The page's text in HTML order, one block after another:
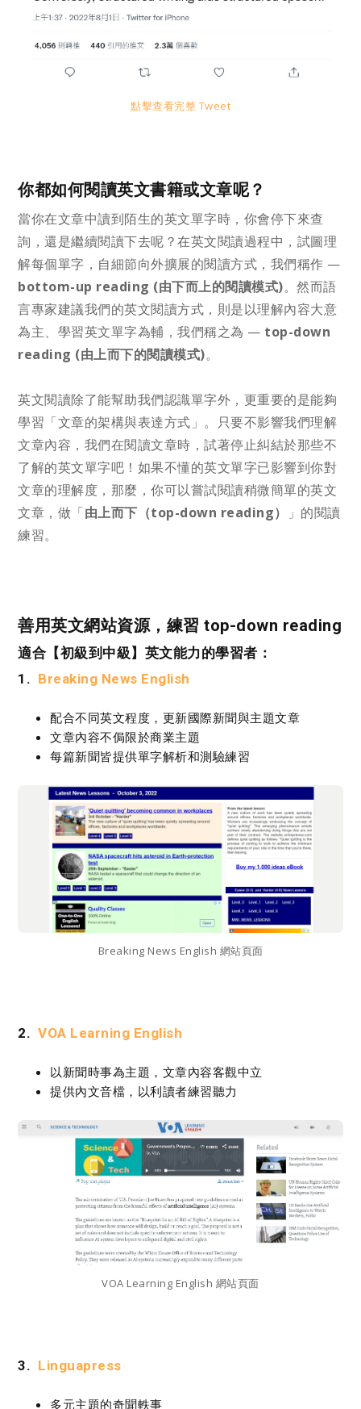
點擊查看完整 Tweet
你都如何閱讀英文書籍或文章呢？
當你在文章中讀到陌生的英文單字時，你會停下來查
詢，還是繼續閱讀下去呢？在英文閱讀過程中，試圖理
解每個單字，自細節向外擴展的閱讀方式，我們稱作 —
bottom-up reading (由下而上的閱讀模式)。然而語
言專家建議我們的英文閱讀方式，則是以理解內容大意
為主、學習英文單字為輔，我們稱之為 — top-down
reading (由上而下的閱讀模式)。
英文閱讀除了能幫助我們認識單字外，更重要的是能夠
學習「文章的架構與表達方式」。只要不影響我們理解
文章內容，我們在閱讀文章時，試著停止糾結於那些不
了解的英文單字吧！如果不懂的英文單字已影響到你對
文章的理解度，那麼，你可以嘗試閱讀稍微簡單的英文
文章，做「由上而下（top-down reading）
」的閱讀
練習。
善用英文網站資源，練習 top-down reading
適合【初級到中級】英文能力的學習者：
1. Breaking News English
配合不同英文程度，更新國際新聞與主題文章
文章內容不侷限於商業主題
每篇新聞皆提供單字解析和測驗練習
Breaking News English 網站頁面
2.VOA Learning English
以新聞時事為主題，文章內容客觀中立
提供內文音檔，以利讀者練習聽力
VOA Learning English 網站頁面
3. Linguapress
多元主題的奇聞軼事